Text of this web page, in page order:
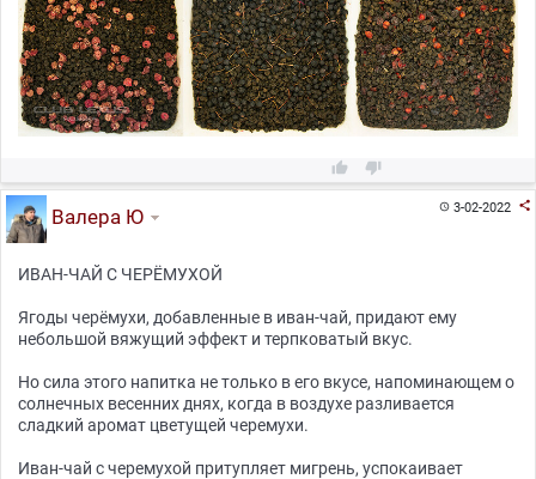
 
3-02-2022 
Валера Ю
ИВАН-ЧАЙ С ЧЕРЁМУХОЙ
Ягоды черёмухи, добавленные в иван-чай, придают ему
небольшой вяжущий эффект и терпковатый вкус.
Но сила этого напитка не только в его вкусе, напоминающем о
солнечных весенних днях, когда в воздухе разливается
сладкий аромат цветущей черемухи.
Иван-чай с черемухой притупляет мигрень, успокаивает